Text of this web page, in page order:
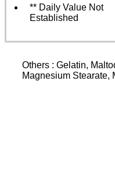
** Daily Value Not
Established
Others : Gelatin,
Magnesium Stearate,